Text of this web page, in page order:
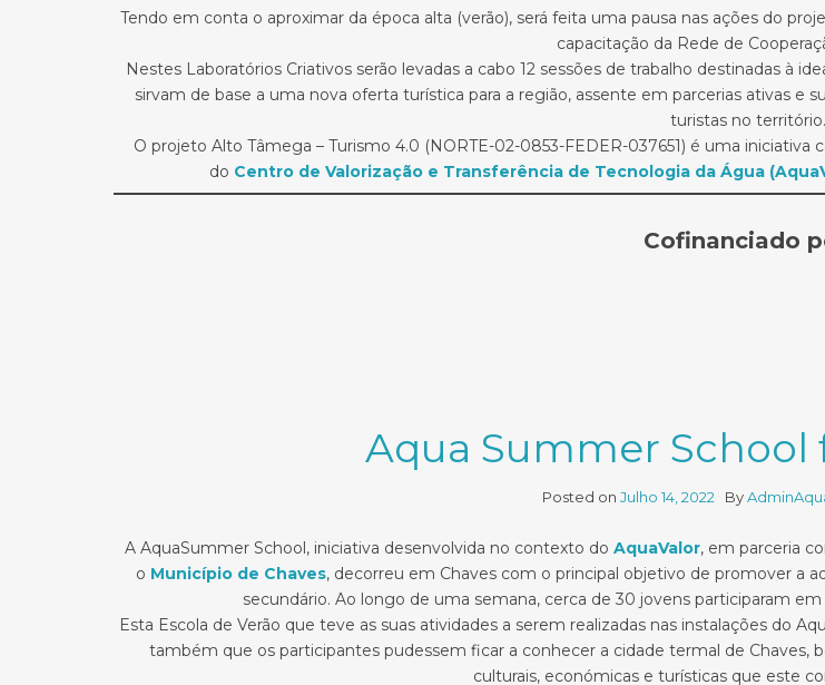
Tendo em conta o aproximar da época alta (verão), será feita uma pausa nas ações do
capacitação da Rede de
Nestes Laboratórios Criativos serão levadas a cabo 12 sessões de trabalho destinadas à
sirvam de base a uma nova oferta turística para a região, assente em parcerias ativas
turistas no território.
O projeto Alto Tâmega – Turismo 4.0 (NORTE-02-0853-FEDER-037651) é uma iniciativa
do Centro de Valorização e Transferência de Tecnologia da Água
Cofinanciado
Aqua Summer School
Posted on Julho 14, 2022 By
A AquaSummer School, iniciativa desenvolvida no contexto do AquaValor, em parceria
o Município de Chaves, decorreu em Chaves com o principal objetivo de promover a
secundário. Ao longo de uma semana, cerca de 30 jovens participaram
Esta Escola de Verão que teve as suas atividades a serem realizadas nas instalações do
também que os participantes pudessem ficar a conhecer a cidade termal de
culturais, económicas e turísticas que este